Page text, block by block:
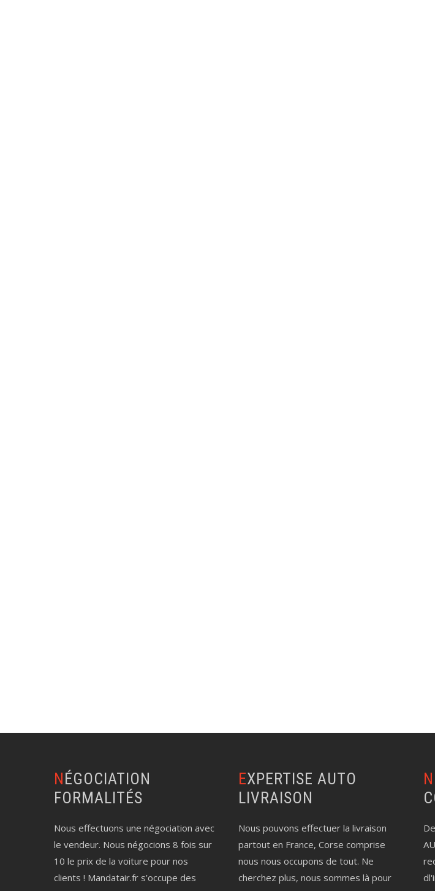
NÉGOCIATION
FORMALITÉS
Nous effectuons une négociation avec
le vendeur. Nous négocions 8 fois sur
10 le prix de la voiture pour nos
clients ! Mandatair.fr s’occupe des
EXPERTISE AUTO
LIVRAISON
Nous pouvons effectuer la livraison
partout en France, Corse comprise
nous nous occupons de tout. Ne
cherchez plus, nous sommes là pour
NOTRE MISSION ET LE